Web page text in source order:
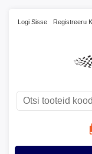
Logi Sisse Registreeru